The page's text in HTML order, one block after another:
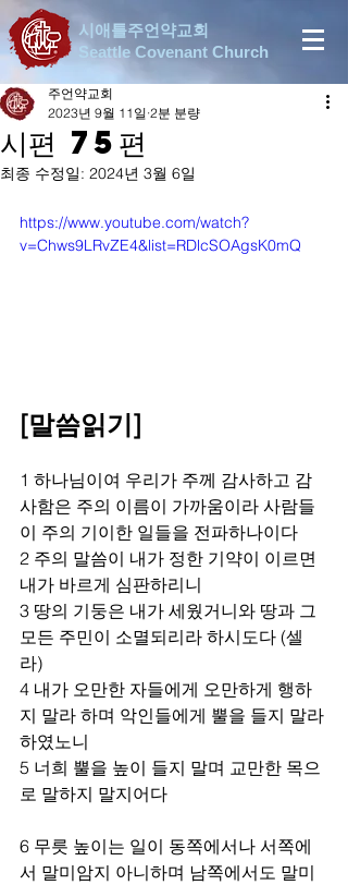
시애틀주언약교회
Seattle Covenant Church
시편 75편
주언약교회
2023년 9월 11일 2분 분량
최종 수정일: 2024년 3월 6일
https://www.youtube.com/watch?
v=Chws9LRvZE4&list=RDlcSOAgsK0mQ
[말씀읽기]
1 하나님이여 우리가 주께 감사하고 감
사함은 주의 이름이 가까움이라 사람들
이 주의 기이한 일들을 전파하나이다
2 주의 말씀이 내가 정한 기약이 이르면
내가 바르게 심판하리니
3 땅의 기둥은 내가 세웠거니와 땅과 그
모든 주민이 소멸되리라 하시도다 (셀
라)
4 내가 오만한 자들에게 오만하게 행하
지 말라 하며 악인들에게 뿔을 들지 말라
하였노니
5 너희 뿔을 높이 들지 말며 교만한 목으
로 말하지 말지어다
6 무릇 높이는 일이 동쪽에서나 서쪽에
서 말미암지 아니하며 남쪽에서도 말미